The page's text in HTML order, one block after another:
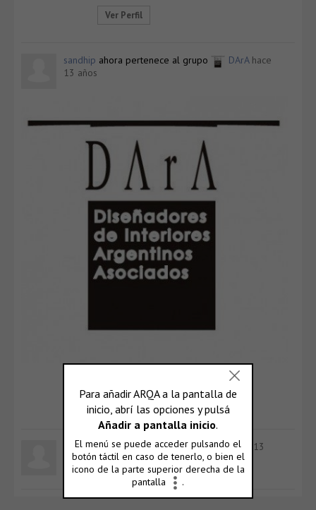
Ver Perfil
sandhip ahora pertenece al grupo DArA hace
13 años
Visitar grupo
sandhipahora es un usuario registrado hace 13
años